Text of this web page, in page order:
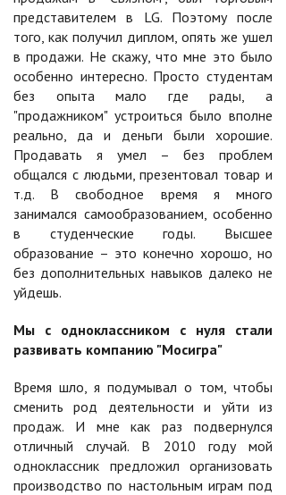
представителем в LG. Поэтому после
того, как получил диплом, опять же ушел
в продажи. Не скажу, что мне это было
особенно интересно. Просто студентам
без опыта мало где рады, а
"продажником" устроиться было вполне
реально, да и деньги были хорошие.
Продавать я умел – без проблем
общался с людьми, презентовал товар и
т.д. В свободное время я много
занимался самообразованием, особенно
в студенческие годы. Высшее
образование – это конечно хорошо, но
без дополнительных навыков далеко не
уйдешь.
Мы с одноклассником с нуля стали
развивать компанию "Мосигра"
Время шло, я подумывал о том, чтобы
сменить род деятельности и уйти из
продаж. И мне как раз подвернулся
отличный случай. В 2010 году мой
одноклассник предложил организовать
производство по настольным играм под